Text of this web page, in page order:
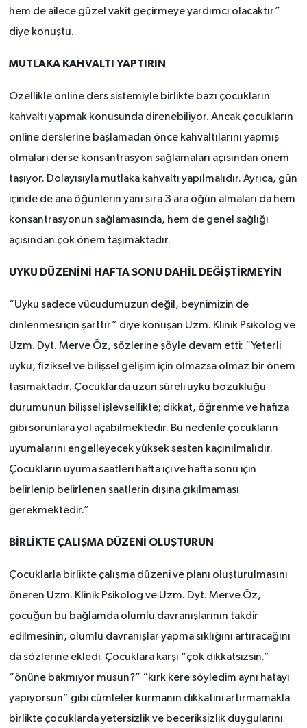
hem de ailece güzel vakit geçirmeye yardımcı olacaktır”
diye konuştu.
MUTLAKA KAHVALTI YAPTIRIN
Özellikle online ders sistemiyle birlikte bazı çocukların
kahvaltı yapmak konusunda direnebiliyor. Ancak çocukların
online derslerine başlamadan önce kahvaltılarını yapmış
olmaları derse konsantrasyon sağlamaları açısından önem
taşıyor. Dolayısıyla mutlaka kahvaltı yapılmalıdır. Ayrıca, gün
içinde de ana öğünlerin yanı sıra 3 ara öğün almaları da hem
konsantrasyonun sağlamasında, hem de genel sağlığı
açısından çok önem taşımaktadır.
UYKU DÜZENİNİ HAFTA SONU DAHİL DEĞİŞTİRMEYİN
“Uyku sadece vücudumuzun değil, beynimizin de
dinlenmesi için şarttır” diye konuşan Uzm. Klinik Psikolog ve
Uzm. Dyt. Merve Öz, sözlerine şöyle devam etti: “Yeterli
uyku, fiziksel ve bilişsel gelişim için olmazsa olmaz bir önem
taşımaktadır. Çocuklarda uzun süreli uyku bozukluğu
durumunun bilişsel işlevsellikte; dikkat, öğrenme ve hafıza
gibi sorunlara yol açabilmektedir. Bu nedenle çocukların
uyumalarını engelleyecek yüksek sesten kaçınılmalıdır.
Çocukların uyuma saatleri hafta içi ve hafta sonu için
belirlenip belirlenen saatlerin dışına çıkılmaması
gerekmektedir.”
BİRLİKTE ÇALIŞMA DÜZENİ OLUŞTURUN
Çocuklarla birlikte çalışma düzeni ve planı oluşturulmasını
öneren Uzm. Klinik Psikolog ve Uzm. Dyt. Merve Öz,
çocuğun bu bağlamda olumlu davranışlarının takdir
edilmesinin, olumlu davranışlar yapma sıklığını artıracağını
da sözlerine ekledi. Çocuklara karşı “çok dikkatsizsin.”
“önüne bakmıyor musun?” “kırk kere söyledim aynı hatayı
yapıyorsun” gibi cümleler kurmanın dikkatini artırmamakla
birlikte çocuklarda yetersizlik ve beceriksizlik duygularını